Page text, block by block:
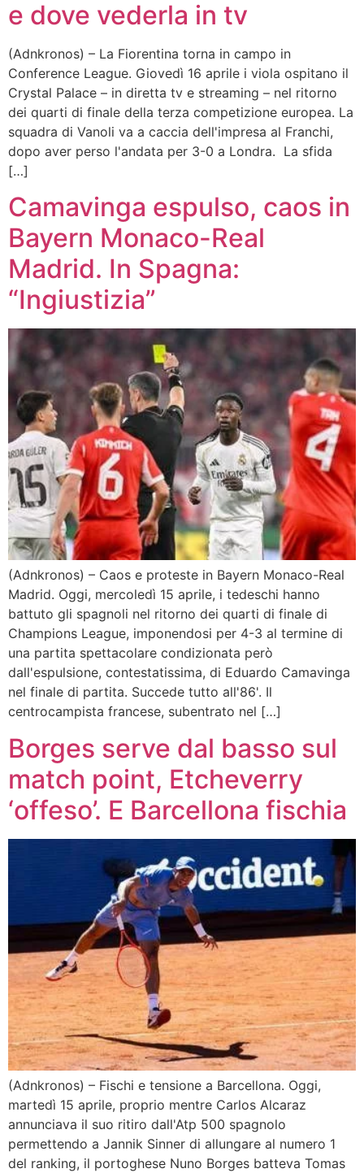
e dove vederla in tv
(Adnkronos) – La Fiorentina torna in campo in
Conference League. Giovedì 16 aprile i viola ospitano il
Crystal Palace – in diretta tv e streaming – nel ritorno
dei quarti di finale della terza competizione europea. La
squadra di Vanoli va a caccia dell'impresa al Franchi,
dopo aver perso l'andata per 3-0 a Londra. La sfida
[…]
Camavinga espulso, caos in
Bayern Monaco-Real
Madrid. In Spagna:
“Ingiustizia”
(Adnkronos) – Caos e proteste in Bayern Monaco-Real
Madrid. Oggi, mercoledì 15 aprile, i tedeschi hanno
battuto gli spagnoli nel ritorno dei quarti di finale di
Champions League, imponendosi per 4-3 al termine di
una partita spettacolare condizionata però
dall'espulsione, contestatissima, di Eduardo Camavinga
nel finale di partita. Succede tutto all'86'. Il
centrocampista francese, subentrato nel […]
Borges serve dal basso sul
match point, Etcheverry
‘offeso’. E Barcellona fischia
(Adnkronos) – Fischi e tensione a Barcellona. Oggi,
martedì 15 aprile, proprio mentre Carlos Alcaraz
annunciava il suo ritiro dall'Atp 500 spagnolo
permettendo a Jannik Sinner di allungare al numero 1
del ranking, il portoghese Nuno Borges batteva Tomas